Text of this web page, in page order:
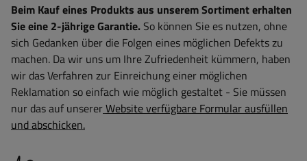
Beim Kauf eines Produkts aus unserem Sortiment erhalten
Sie eine 2-jährige Garantie. So können Sie es nutzen, ohne
sich Gedanken über die Folgen eines möglichen Defekts zu
machen. Da wir uns um Ihre Zufriedenheit kümmern, haben
wir das Verfahren zur Einreichung einer möglichen
Reklamation so einfach wie möglich gestaltet - Sie müssen
nur das auf unsererWebsite verfügbare Formular ausfüllen
und abschicken.